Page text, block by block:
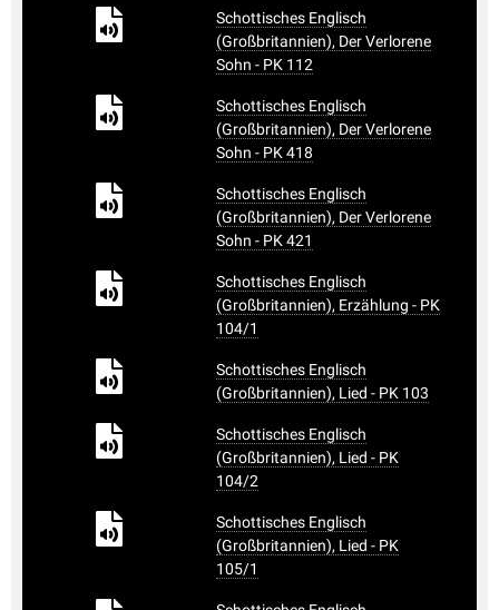
Schottisches Englisch
(Großbritannien), Der Verlorene
Sohn - PK 112
Schottisches Englisch
(Großbritannien), Der Verlorene
Sohn - PK 418
Schottisches Englisch
(Großbritannien), Der Verlorene
Sohn - PK 421
Schottisches Englisch
(Großbritannien), Erzählung - PK
104/1
Schottisches Englisch
(Großbritannien), Lied - PK 103
Schottisches Englisch
(Großbritannien), Lied - PK
104/2
Schottisches Englisch
(Großbritannien), Lied - PK
105/1